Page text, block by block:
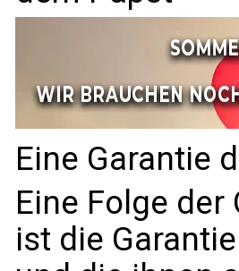
Eine Garantie
Eine Folge
ist die